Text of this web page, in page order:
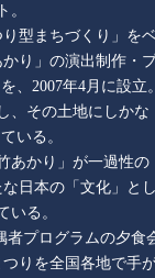
。
型まちづくり」を
り」の演出制作・
、2007年4月に設立
、その土地にしかな
いる。
あかり」が一過性の
な日本の「文化」と
いる。
者プログラムの夕食
りを全国各地で手